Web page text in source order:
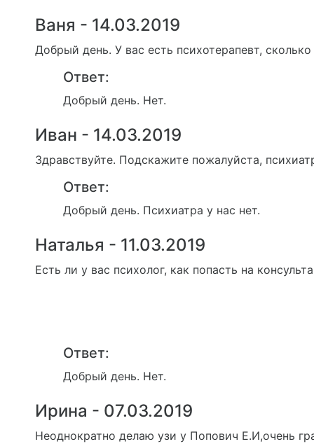
Ваня - 14.03.2019
Добрый день. У вас есть психотерапевт, сколько
Ответ:
Добрый день. Нет.
Иван - 14.03.2019
Здравствуйте. Подскажите пожалуйста,
Ответ:
Добрый день. Психиатра у нас нет.
Наталья - 11.03.2019
Есть ли у вас психолог, как попасть на
Ответ:
Добрый день. Нет.
Ирина - 07.03.2019
Неоднократно делаю узи у Попович Е.И,очень